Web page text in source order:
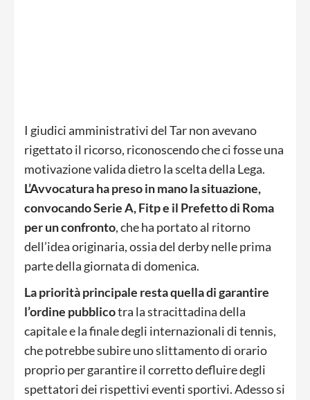
I giudici amministrativi del Tar non avevano
rigettato il ricorso, riconoscendo che ci fosse una
motivazione valida dietro la scelta della Lega.
L’Avvocatura ha preso in mano la situazione,
convocando Serie A, Fitp e il Prefetto di Roma
per un confronto, che ha portato al ritorno
dell’idea originaria, ossia del derby nelle prima
parte della giornata di domenica.
La priorità principale resta quella di garantire
l’ordine pubblicotra la stracittadina della
capitale e la finale degli internazionali di tennis,
che potrebbe subire uno slittamento di orario
proprio per garantire il corretto defluire degli
spettatori dei rispettivi eventi sportivi. Adesso si